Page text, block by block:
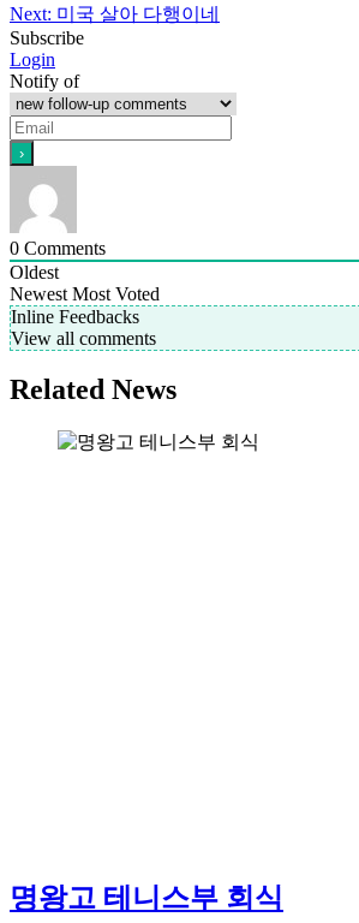
Next: 미국 살아 다행이네
Subscribe
Login
Notify of
0 Comments
Oldest
Newest Most Voted
Inline Feedbacks
View all comments
Related News
명왕고 테니스부 회식